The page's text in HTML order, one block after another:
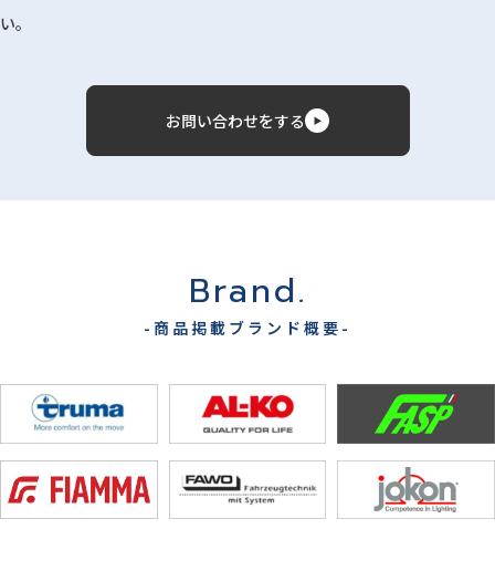
い。
お問い合わせをする
Brand.
-商品掲載ブランド概要-